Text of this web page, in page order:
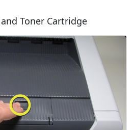
Toner Cartridge